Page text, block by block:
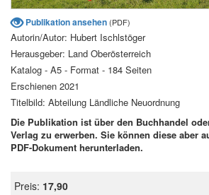
Publikation ansehen (PDF)
Autorin/Autor: Hubert Ischlstöger
Herausgeber: Land Oberösterreich
Katalog - A5 - Format - 184 Seiten
Erschienen 2021
Titelbild: Abteilung Ländliche Neuordnung
Die Publikation ist über den Buchhandel
Verlag zu erwerben. Sie können diese aber
PDF-Dokument herunterladen.
Preis: 17,90